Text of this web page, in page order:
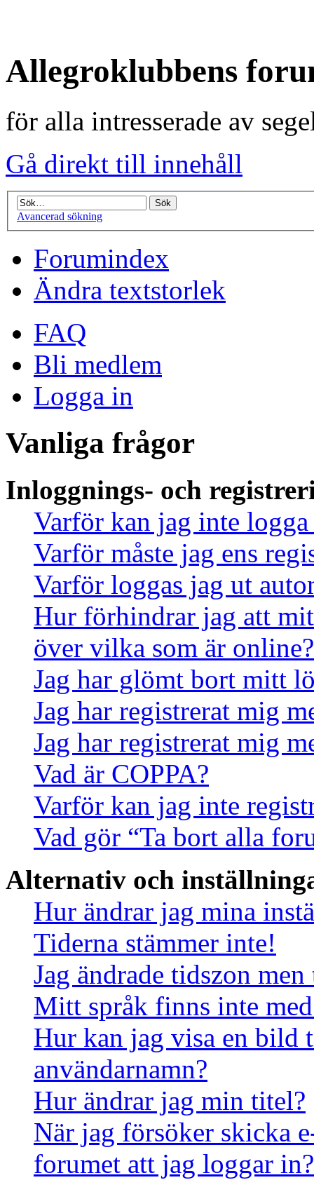
Allegroklubbens
för alla intresserade av
Gå direkt till innehåll
Avancerad sökning
Forumindex
Ändra textstorlek
FAQ
Bli medlem
Logga in
Vanliga frågor
Inloggnings- och
Varför kan jag inte
Varför måste jag ens
Varför loggas jag ut
Hur förhindrar jag att
över vilka som är online?
Jag har glömt bort mitt
Jag har registrerat mig
Jag har registrerat mig
Vad är COPPA?
Varför kan jag inte
Vad gör “Ta bort alla
Alternativ och
Hur ändrar jag mina
Tiderna stämmer inte!
Jag ändrade tidszon
Mitt språk finns inte
Hur kan jag visa en bild
användarnamn?
Hur ändrar jag min titel?
När jag försöker skicka
forumet att jag loggar in?